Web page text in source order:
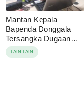
Mantan Kepala
Bapenda Donggala
Tersangka Dugaan
Korupsi Pajak Tambang
LAIN LAIN